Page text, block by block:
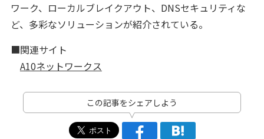
ワーク、ローカルブレイクアウト、DNSセキュリティな
ど、多彩なソリューションが紹介されている。
■関連サイト
A10ネットワークス
この記事をシェアしよう